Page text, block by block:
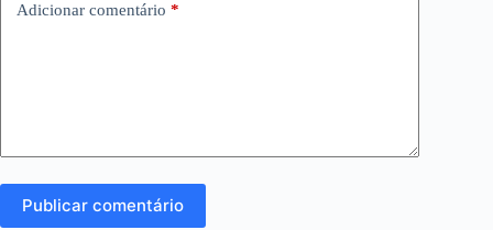
Adicionar comentário *
Publicar comentário